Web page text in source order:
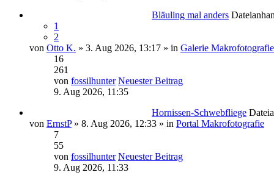
Bläuling mal anders
1
2
von Otto K. » 3. Aug 2026, 13:17 » in Galerie Makrofotografie
16
261
von fossilhunter Neuester Beitrag
9. Aug 2026, 11:35
Hornissen-Schwebfliege
von ErnstP» 8. Aug 2026, 12:33 » in Portal Makrofotografie
7
55
von fossilhunter Neuester Beitrag
9. Aug 2026, 11:33